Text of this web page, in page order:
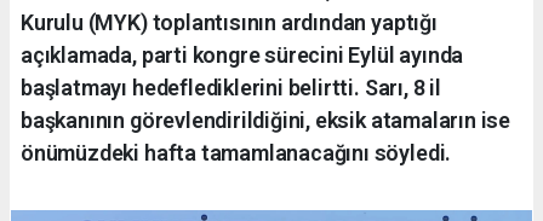
Kurulu (MYK) toplantısının ardından yaptığı
açıklamada, parti kongre sürecini Eylül ayında
başlatmayı hedeflediklerini belirtti. Sarı, 8 il
başkanının görevlendirildiğini, eksik atamaların ise
önümüzdeki hafta tamamlanacağını söyledi.